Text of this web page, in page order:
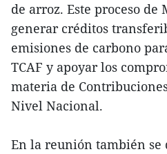
de arroz. Este proceso de
generar créditos
emisiones de carbono
TCAF y apoyar los
materia de
Nivel Nacional.
En la reunión también se